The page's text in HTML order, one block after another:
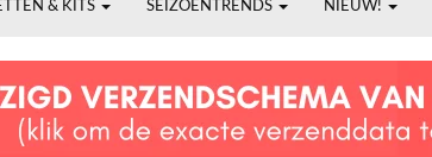
& KITS SEIZOENTRENDS NIEUW!